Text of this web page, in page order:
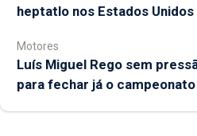
heptatlo nos Estados Unidos
Motores
Luís Miguel Rego sem
para fechar já o campeonato